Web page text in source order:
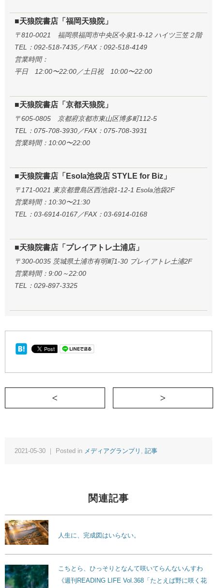
■天狼院書店「福岡天狼院」
〒810-0021 福岡県福岡市中央区今泉1-9-12 ハイツ三笠２階
TEL：092-518-7435／FAX：092-518-4149
営業時間：
平日 12:00〜22:00／土日祝 10:00〜22:00
■天狼院書店「京都天狼院」
〒605-0805 京都府京都市東山区博多町112-5
TEL：075-708-3930／FAX：075-708-3931
営業時間：10:00〜22:00
■天狼院書店「Esola池袋店 STYLE for Biz」
〒171-0021 東京都豊島区西池袋1-12-1 Esola池袋2F
営業時間：10:30〜21:30
TEL：03-6914-0167／FAX：03-6914-0168
■天狼院書店「プレイアトレ土浦店」
〒300-0035 茨城県土浦市有明町1-30 プレイアトレ土浦2F
営業時間：9:00～22:00
TEL：029-897-3325
＜ 親よりできるがモチベーション
2021-05-30 ｜ Posted in メディアグランプリ 記事
関連記事
人生に、完成図はいらない。
こちとら、ひっそりとなんて咲いてらんないんすわ
《週刊READING LIFE Vol.368「たとえば野に咲く花